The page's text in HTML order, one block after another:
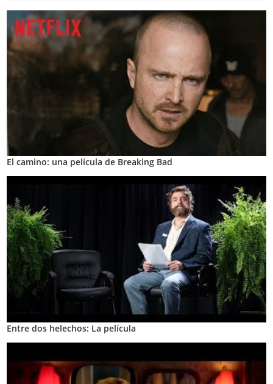
El camino: una película de Breaking Bad
Entre dos helechos: La película